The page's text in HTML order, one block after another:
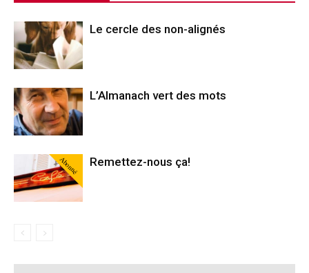
Le cercle des non-alignés
L’Almanach vert des mots
Abonné Remettez-nous ça!